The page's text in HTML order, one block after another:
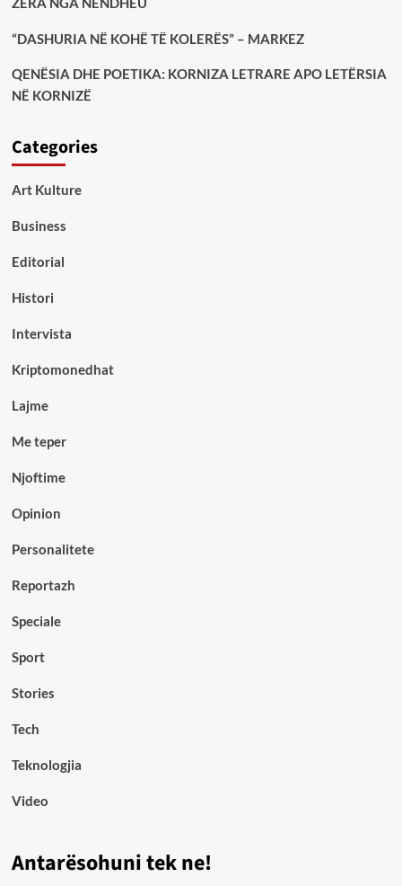
“DASHURIA NË KOHË TË KOLERËS” – MARKEZ
QENËSIA DHE POETIKA: KORNIZA LETRARE APO LETËRSIA
NË KORNIZË
Categories
Art Kulture
Business
Editorial
Histori
Intervista
Kriptomonedhat
Lajme
Me teper
Njoftime
Opinion
Personalitete
Reportazh
Speciale
Sport
Stories
Tech
Teknologjia
Video
Antarësohuni tek ne!